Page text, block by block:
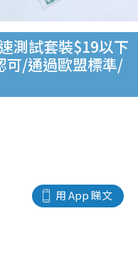
測試套裝$19以下
可/通過歐盟標準/
用 App 睇文